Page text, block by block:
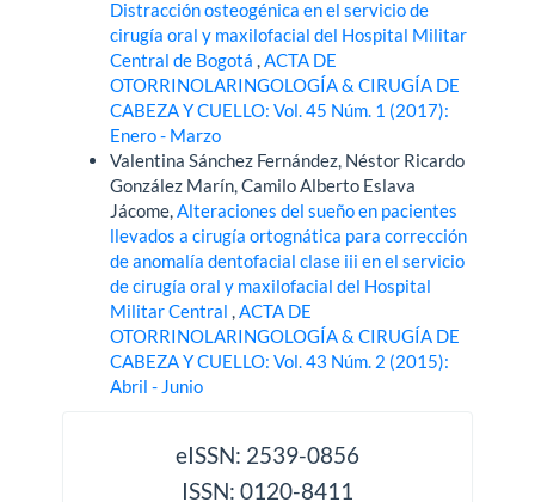
Distracción osteogénica en el servicio de
cirugía oral y maxilofacial del Hospital Militar
Central de Bogotá,ACTA DE
OTORRINOLARINGOLOGÍA & CIRUGÍA DE
CABEZA Y CUELLO: Vol. 45 Núm. 1 (2017):
Enero - Marzo
Valentina Sánchez Fernández, Néstor Ricardo
González Marín, Camilo Alberto Eslava
Jácome,Alteraciones del sueño en pacientes
llevados a cirugía ortognática para corrección
de anomalía dentofacial clase iii en el servicio
de cirugía oral y maxilofacial del Hospital
Militar Central,ACTA DE
OTORRINOLARINGOLOGÍA & CIRUGÍA DE
CABEZA Y CUELLO: Vol. 43 Núm. 2 (2015):
Abril - Junio
eISSN: 2539-0856
ISSN: 0120-8411